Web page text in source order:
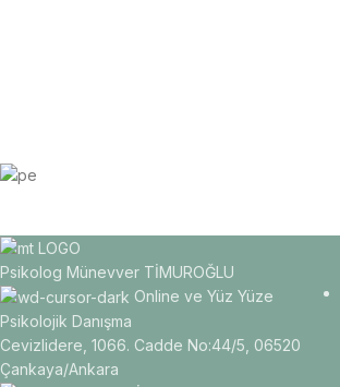
Psikolog Münevver TİMUROĞLU
Online ve Yüz Yüze
Psikolojik Danışma
Cevizlidere, 1066. Cadde No:44/5, 06520
Çankaya/Ankara